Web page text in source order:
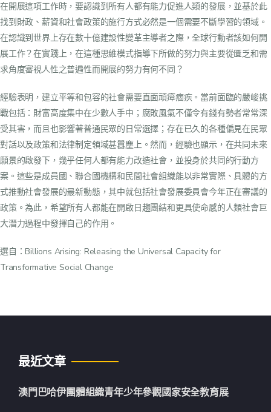
在開展這項工作時，要認識到所有人都有能力促進人類的發展，並基於此
找到財政、薪資和社會政策的施行方式必然是一個需要不斷學習的領域。
在認識到世界上存在數十億建設性變革主導者之際，全球行動者該如何開
展工作？在實踐上，在這種思維模式指導下所做的努力與主要從匱乏和需
求角度審視人性之普遍性而開展的努力有何不同？
經驗表明，建立平等和包容的社會需要直面頑瘴痼疾。當前面臨的嚴峻挑
戰包括：財富高度集中在少數人手中；腐敗風氣不僅令有錢有勢者常常深
受其害，而且也影響著普通民眾的日常選擇；存在已久的各種偏見在民眾
對話以及政策和法律制定領域甚囂塵上。然而，經驗也顯示，在共同未來
願景的啟發下，幾乎任何人都有能力改造社會，並投身於共同的行動方
案。這些是成員國、聯合國機構和民間社會組織能以非常實際、具體的方
式推動社會發展的最新動態，其中就包括社會發展委員會今年正在審議的
政策。為此，希望所有人都能在開啟日趨團結和更具使命感的人類社會巨
大潛力過程中發揮自己的作用。
選自：Billions Arising: Releasing the Universal Capacity for
Transformative Social Change
最近文章
澳門巴哈伊團體組織青年少年參觀國家安全教育展